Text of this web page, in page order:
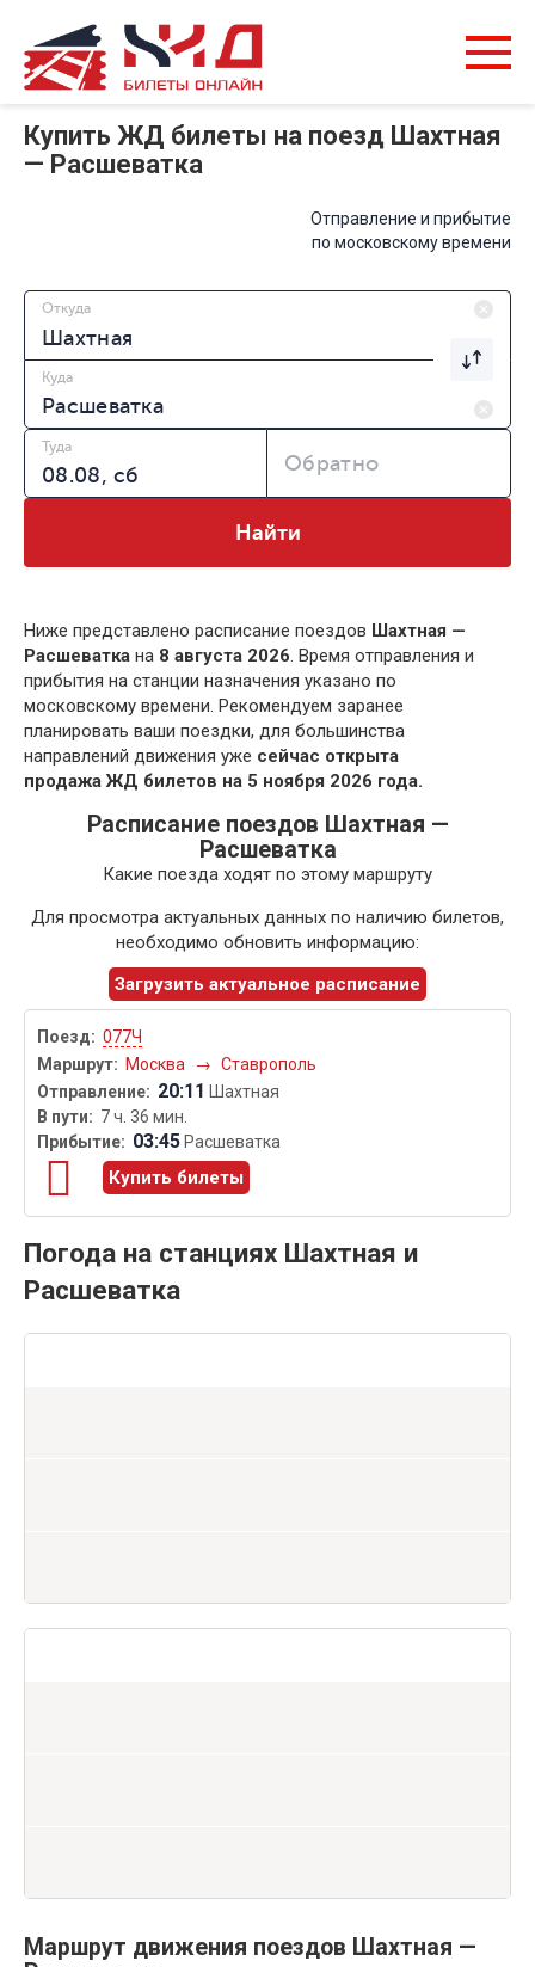
Купить ЖД билеты на поезд Шахтная
— Расшеватка
Отправление и прибытие
по московскому времени
Откуда
Куда
Туда
Обратно
Найти
Ниже представлено расписание поездов Шахтная —
Расшеватка на 8 августа 2026. Время отправления и
прибытия на станции назначения указано по
московскому времени. Рекомендуем заранее
планировать ваши поездки, для большинства
направлений движения уже сейчас открыта
продажа ЖД билетов на 5 ноября 2026 года.
Расписание поездов Шахтная —
Расшеватка
Какие поезда ходят по этому маршруту
Для просмотра актуальных данных по наличию билетов,
необходимо обновить информацию:
Загрузить актуальное расписание
077Ч
Москва
→ Ставрополь
20:11 Шахтная
7 ч. 36 мин.
03:45 Расшеватка
Купить билеты
Погода на станциях Шахтная и
Расшеватка
Маршрут движения поездов Шахтная —